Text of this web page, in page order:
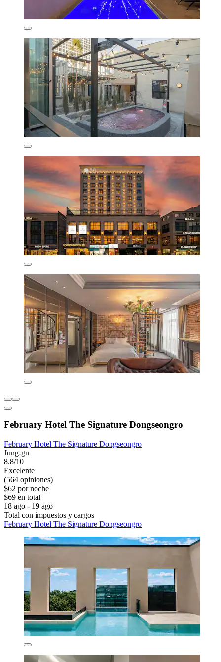
February Hotel The Signature Dongseongro
February Hotel The Signature Dongseongro
Jung-gu
8.8/10
Excelente
(564 opiniones)
$62 por noche
$69 en total
18 ago - 19 ago
Total con impuestos y cargos
February Hotel The Signature Dongseongro